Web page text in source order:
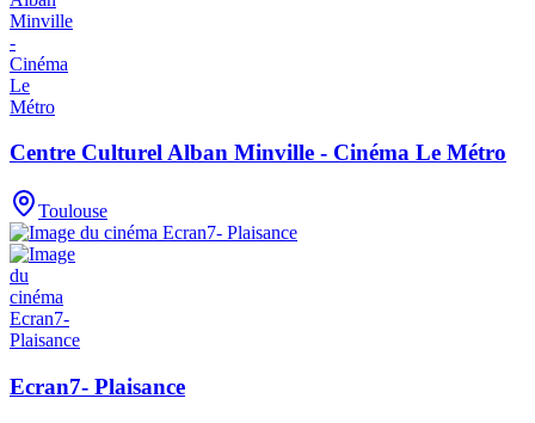
Centre Culturel Alban Minville - Cinéma Le Métro
Toulouse
Ecran7- Plaisance